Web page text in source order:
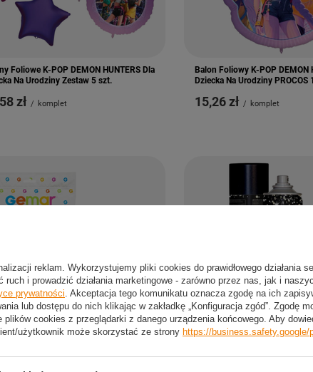
Foliowe K-POP DEMON HUNTERS Dla
Na Urodziny Zestaw 5 szt.
zł / komplet
Balon Foliowy K-POP DEMON
Dziecka Na Urodziny PROCOS
15,26 zł / komplet
Urodziny 100 szt.
Kalisan Dekoratorski Spray
reklam. Wykorzystujemy pliki cookies do prawidłowego działania
ruch i prowadzić działania marketingowe - zarówno przez nas, jak i
prywatności. Akceptacja tego komunikatu oznacza zgodę na ich
lub dostępu do nich klikając w zakładkę „Konfiguracja zgód”. Zgodę
plików cookies z przeglądarki z danego urządzenia końcowego. Aby
użytkownik może skorzystać ze strony https://business.safety.google/